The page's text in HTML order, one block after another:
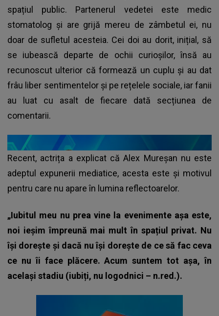
spațiul public. Partenerul vedetei este medic
stomatolog și are grijă mereu de zâmbetul ei, nu
doar de sufletul acesteia. Cei doi au dorit, inițial, să
se iubească departe de ochii curioșilor, însă au
recunoscut ulterior că formează un cuplu și au dat
frâu liber sentimentelor și pe rețelele sociale, iar fanii
au luat cu asalt de fiecare dată secțiunea de
comentarii.
Recent, actrița a explicat că Alex Mureșan nu este
adeptul expunerii mediatice, acesta este și motivul
pentru care nu apare în lumina reflectoarelor.
„Iubitul meu nu prea vine la evenimente așa este,
noi ieșim împreună mai mult în spațiul privat. Nu
își dorește și dacă nu își dorește de ce să fac ceva
ce nu îi face plăcere. Acum suntem tot așa, în
același stadiu (iubiți, nu logodnici – n.red.).